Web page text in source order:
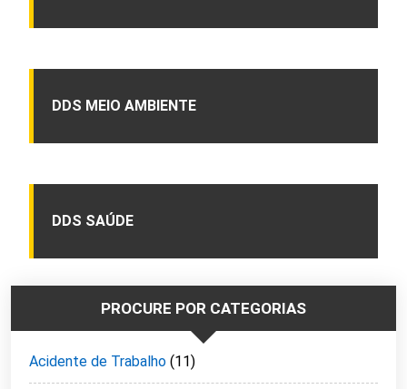
DDS MEIO AMBIENTE
DDS SAÚDE
PROCURE POR CATEGORIAS
Acidente de Trabalho (11)